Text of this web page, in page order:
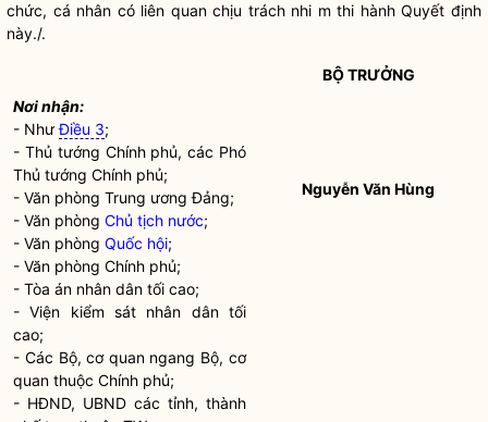
chức, cá nhân có liên quan chịu trách nhi m thi hành Quyết định
này./.
Nơi nhận:
- NhưĐiều 3;
- Thủ tướng Chính phủ, các Phó
Thủ tướng Chính phủ;
- Văn phòng Trung ương Đảng;
- Văn phòngChủ tịch nước;
- Văn phòngQuốc hội;
- Văn phòng Chính phủ;
- Tòa án nhân dân tối cao;
- Viện kiểm sát nhân dân tối
cao;
- Các Bộ, cơ quan ngang Bộ, cơ
quan thuộc Chính phủ;
- HĐND, UBND các tỉnh, thành
BỘ TRƯỞNG
Nguyễn Văn Hùng